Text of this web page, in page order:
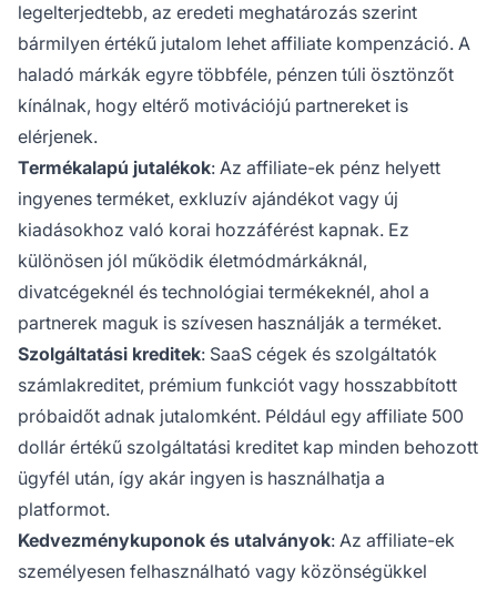
legelterjedtebb, az eredeti meghatározás szerint
bármilyen értékű jutalom lehet affiliate kompenzáció. A
haladó márkák egyre többféle, pénzen túli ösztönzőt
kínálnak, hogy eltérő motivációjú partnereket is
elérjenek.
Termékalapú jutalékok: Az affiliate-ek pénz helyett
ingyenes terméket, exkluzív ajándékot vagy új
kiadásokhoz való korai hozzáférést kapnak. Ez
különösen jól működik életmódmárkáknál,
divatcégeknél és technológiai termékeknél, ahol a
partnerek maguk is szívesen használják a terméket.
Szolgáltatási kreditek: SaaS cégek és szolgáltatók
számlakreditet, prémium funkciót vagy hosszabbított
próbaidőt adnak jutalomként. Például egy affiliate 500
dollár értékű szolgáltatási kreditet kap minden behozott
ügyfél után, így akár ingyen is használhatja a
platformot.
Kedvezménykuponok és utalványok: Az affiliate-ek
személyesen felhasználható vagy közönségükkel